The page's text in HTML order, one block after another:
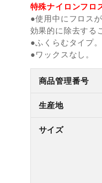
特殊ナイロンフロ
●使用中にフロス
効果的に除去する
●ふくらむタイプ。
●ワックスなし。
商品管理番号
生産地
サイズ